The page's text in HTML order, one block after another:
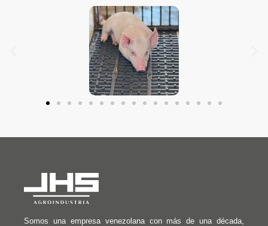
Somos una empresa venezolana con más de una década,